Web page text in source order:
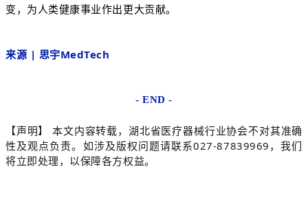
变，为人类健康事业作出更大贡献。
来源 | 思宇MedTech
- END -
【声明】
本文内容转载，湖北省医疗器械行业协会不对其准确
性及观点负责。如涉及版权问题请联系027-87839969 ，我们
将立即处理，以保障各方权益。